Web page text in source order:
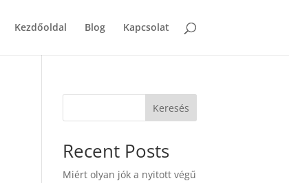
Kezdőoldal Blog Kapcsolat
Keresés
Recent Posts
Miért olyan jók a nyitott végű